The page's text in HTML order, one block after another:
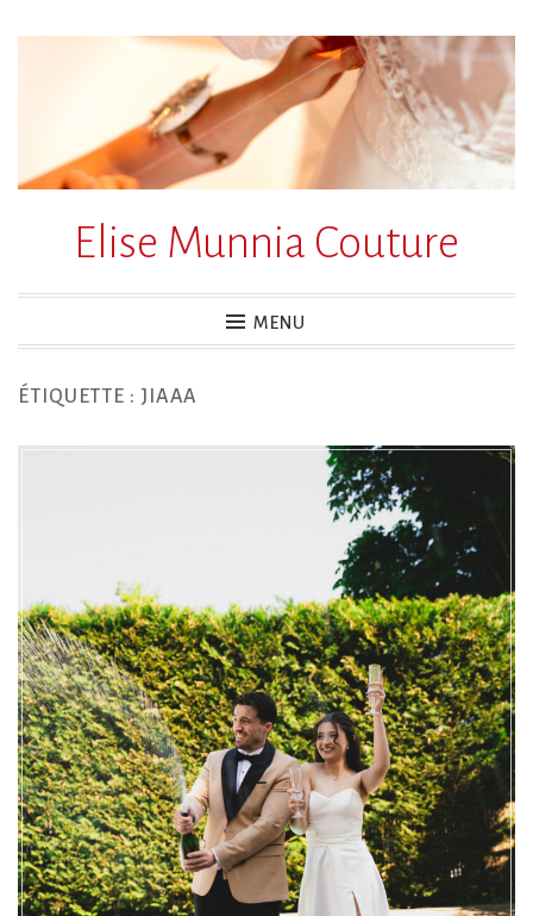
Elise Munnia Couture
MENU
ÉTIQUETTE : JIAAA